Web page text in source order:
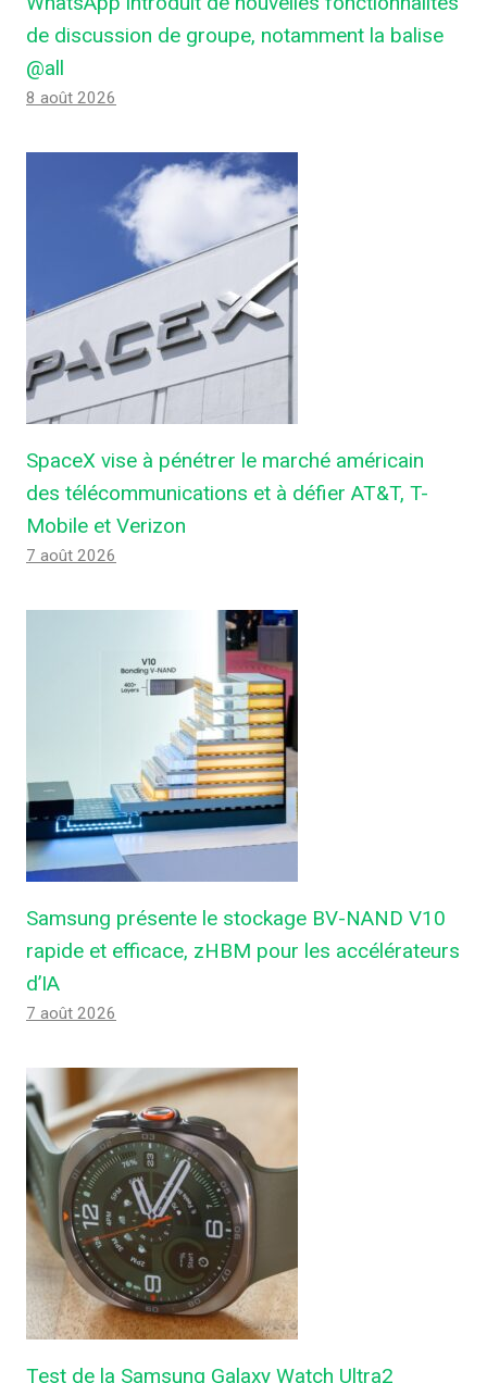
de discussion de groupe, notamment la balise
@all
8 août 2026
SpaceX vise à pénétrer le marché américain
des télécommunications et à défier AT&T, T-
Mobile et Verizon
7 août 2026
Samsung présente le stockage BV-NAND V10
rapide et efficace, zHBM pour les accélérateurs
d’IA
7 août 2026
Test de la Samsung Galaxy Watch Ultra2